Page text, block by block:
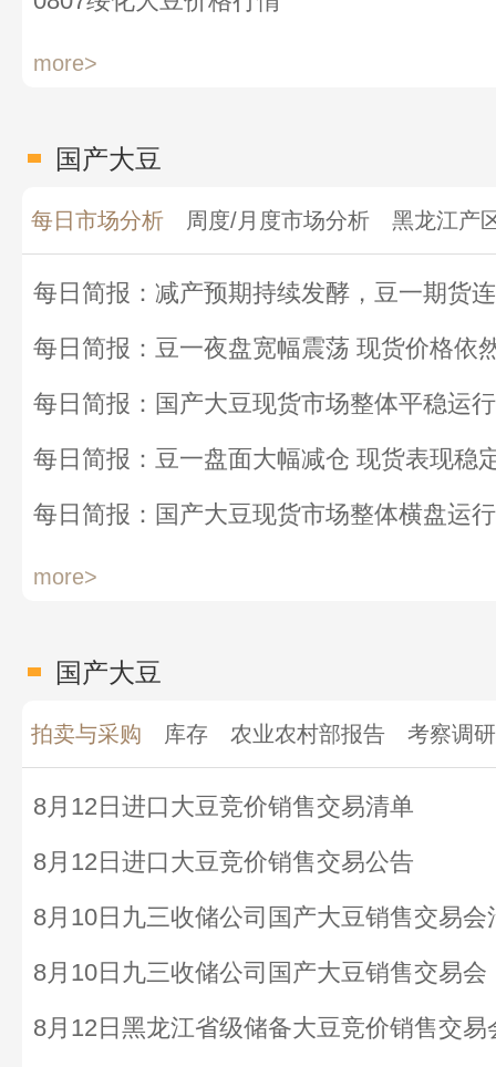
more>
国产大豆
每日市场分析 周度/月度市场分析 黑龙江产
每日简报：国产大豆现货市场整体平稳运行
每日简报：豆一盘面大幅减仓 现货表现稳
more>
国产大豆
拍卖与采购 库存 农业农村部报告 考察调研
8月12日进口大豆竞价销售交易清单
8月12日进口大豆竞价销售交易公告
8月10日九三收储公司国产大豆销售交易会
8月10日九三收储公司国产大豆销售交易会